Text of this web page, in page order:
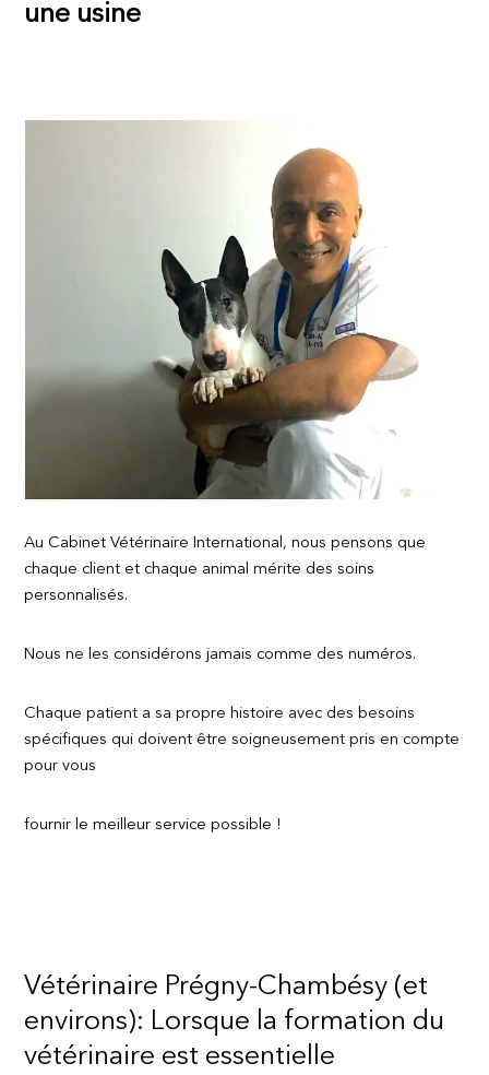
une usine
Au Cabinet Vétérinaire International, nous pensons que
chaque client et chaque animal mérite des soins
personnalisés.
Nous ne les considérons jamais comme des numéros.
Chaque patient a sa propre histoire avec des besoins
spécifiques qui doivent être soigneusement pris en compte
pour vous
fournir le meilleur service possible !
Vétérinaire Prégny-Chambésy (et
environs): Lorsque la formation du
vétérinaire est essentielle